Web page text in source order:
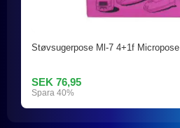
Støvsugerpose Ml-7 4+1f Micropose
SEK 76,95
Spara 40%